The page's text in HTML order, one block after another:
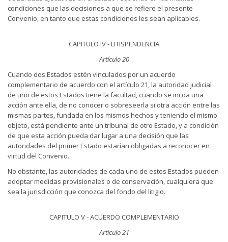
condiciones que las decisiones a que se refiere el presente
Convenio, en tanto que estas condiciones les sean aplicables.
CAPITULO IV - LITISPENDENCIA
Artículo 20
Cuando dos Estados estén vinculados por un acuerdo
complementario de acuerdo con el artículo 21, la autoridad judicial
de uno de estos Estados tiene la facultad, cuando se incoa una
acción ante ella, de no conocer o sobreseerla si otra acción entre las
mismas partes, fundada en los mismos hechos y teniendo el mismo
objeto, está pendiente ante un tribunal de otro Estado, y a condición
de que esta acción pueda dar lugar a una decisión que las
autoridades del primer Estado estarían obligadas a reconocer en
virtud del Convenio.
No obstante, las autoridades de cada uno de estos Estados pueden
adoptar medidas provisionales o de conservación, cualquiera que
sea la jurisdicción que conozca del fondo del litigio.
CAPITULO V - ACUERDO COMPLEMENTARIO
Artículo 21